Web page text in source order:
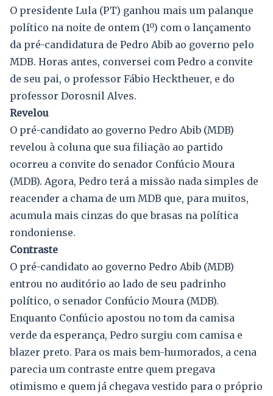
O presidente Lula (PT) ganhou mais um palanque
político na noite de ontem (1º) com o lançamento
da pré-candidatura de Pedro Abib ao governo pelo
MDB. Horas antes, conversei com Pedro a convite
de seu pai, o professor Fábio Hecktheuer, e do
professor Dorosnil Alves.
Revelou
O pré-candidato ao governo Pedro Abib (MDB)
revelou à coluna que sua filiação ao partido
ocorreu a convite do senador Confúcio Moura
(MDB). Agora, Pedro terá a missão nada simples de
reacender a chama de um MDB que, para muitos,
acumula mais cinzas do que brasas na política
rondoniense.
Contraste
O pré-candidato ao governo Pedro Abib (MDB)
entrou no auditório ao lado de seu padrinho
político, o senador Confúcio Moura (MDB).
Enquanto Confúcio apostou no tom da camisa
verde da esperança, Pedro surgiu com camisa e
blazer preto. Para os mais bem-humorados, a cena
parecia um contraste entre quem pregava
otimismo e quem já chegava vestido para o próprio